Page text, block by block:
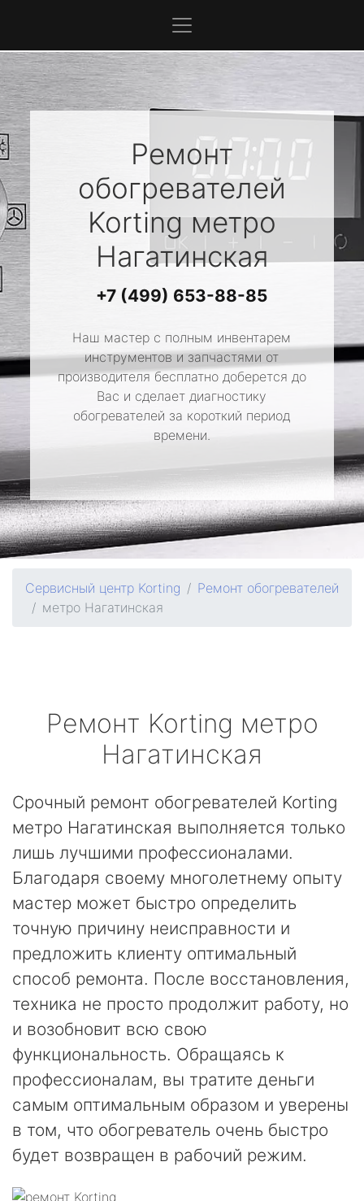
Ремонт
обогревателей
Kortingметро
Нагатинская
+7 (499) 653-88-85
Наш мастер с полным инвентарем
инструментов и запчастями от
производителя бесплатно доберется до
Вас и сделает диагностику
обогревателей за короткий период
времени.
Сервисный центр Korting
Ремонт обогревателей
метро Нагатинская
Ремонт Korting метро
Нагатинская
Срочный ремонт обогревателей Korting
метро Нагатинская выполняется только
лишь лучшими профессионалами.
Благодаря своему многолетнему опыту
мастер может быстро определить
точную причину неисправности и
предложить клиенту оптимальный
способ ремонта. После восстановления,
техника не просто продолжит работу, но
и возобновит всю свою
функциональность. Обращаясь к
профессионалам, вы тратите деньги
самым оптимальным образом и уверены
в том, что обогреватель очень быстро
будет возвращен в рабочий режим.